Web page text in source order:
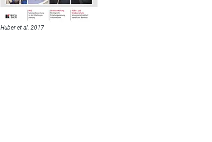
Huber et al. 2017